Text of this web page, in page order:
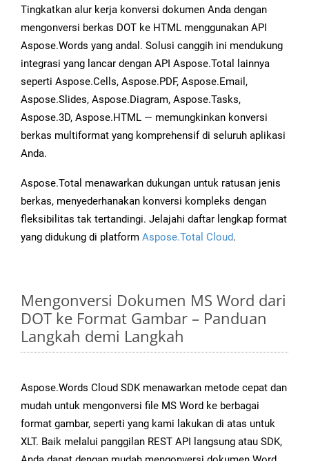
Tingkatkan alur kerja konversi dokumen Anda dengan
mengonversi berkas DOT ke HTML menggunakan API
Aspose.Words yang andal. Solusi canggih ini mendukung
integrasi yang lancar dengan API Aspose.Total lainnya
seperti Aspose.Cells, Aspose.PDF, Aspose.Email,
Aspose.Slides, Aspose.Diagram, Aspose.Tasks,
Aspose.3D, Aspose.HTML — memungkinkan konversi
berkas multiformat yang komprehensif di seluruh aplikasi
Anda.
Aspose.Total menawarkan dukungan untuk ratusan jenis
berkas, menyederhanakan konversi kompleks dengan
fleksibilitas tak tertandingi. Jelajahi daftar lengkap format
yang didukung di platform Aspose.Total Cloud.
Mengonversi Dokumen MS Word dari
DOT ke Format Gambar – Panduan
Langkah demi Langkah
Aspose.Words Cloud SDK menawarkan metode cepat dan
mudah untuk mengonversi file MS Word ke berbagai
format gambar, seperti yang kami lakukan di atas untuk
XLT. Baik melalui panggilan REST API langsung atau SDK,